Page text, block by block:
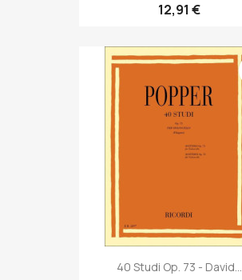
12,91 €
40 Studi Op. 73 - David...